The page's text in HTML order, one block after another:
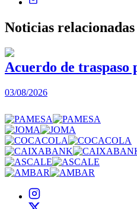
Noticias relacionadas
Acuerdo de traspaso
03/08/2026